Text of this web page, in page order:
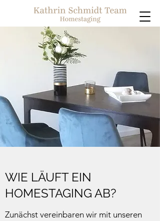
WIE LÄUFT EIN
HOMESTAGING AB?
Zunächst vereinbaren wir mit unseren